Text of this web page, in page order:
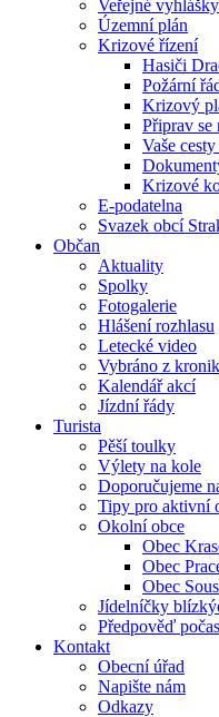
Veřejné
Územní plán
Krizové řízení
Hasiči
Požární
Krizový
Připrav se
Vaše
Krizové
E-podatelna
Svazek obcí
Občan
Aktuality
Spolky
Fotogalerie
Hlášení rozhlasu
Letecké video
Vybráno z
Kalendář akcí
Jízdní řády
Turista
Pěší toulky
Výlety na kole
Doporučujeme
Tipy pro aktivní
Okolní obce
Obec
Obec
Obec
Jídelníčky
Předpověď
Kontakt
Obecní úřad
Napište nám
Odkazy